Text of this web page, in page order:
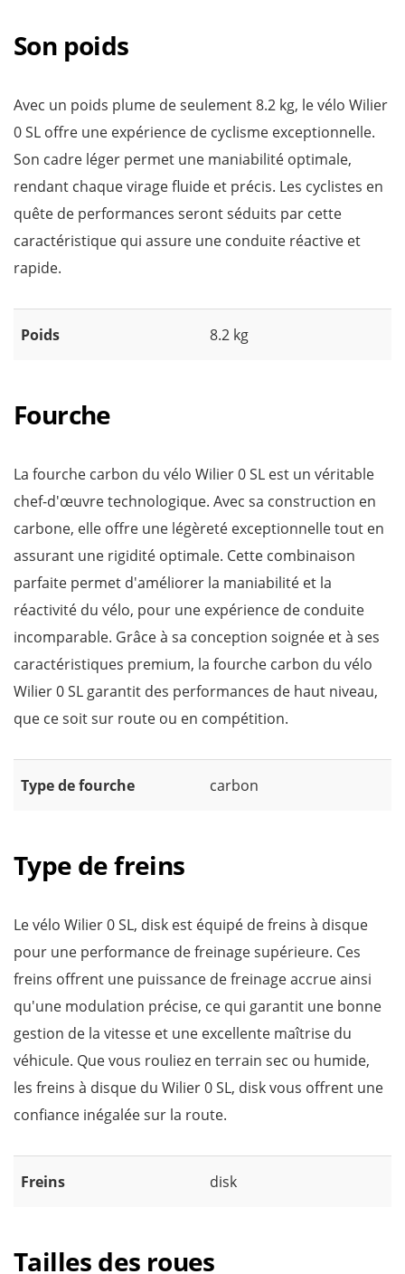
Son poids
Avec un poids plume de seulement 8.2 kg, le vélo Wilier
0 SL offre une expérience de cyclisme exceptionnelle.
Son cadre léger permet une maniabilité optimale,
rendant chaque virage fluide et précis. Les cyclistes en
quête de performances seront séduits par cette
caractéristique qui assure une conduite réactive et
rapide.
Poids 8.2 kg
Fourche
La fourche carbon du vélo Wilier 0 SL est un véritable
chef-d'œuvre technologique. Avec sa construction en
carbone, elle offre une légèreté exceptionnelle tout en
assurant une rigidité optimale. Cette combinaison
parfaite permet d'améliorer la maniabilité et la
réactivité du vélo, pour une expérience de conduite
incomparable. Grâce à sa conception soignée et à ses
caractéristiques premium, la fourche carbon du vélo
Wilier 0 SL garantit des performances de haut niveau,
que ce soit sur route ou en compétition.
Type de fourche carbon
Type de freins
Le vélo Wilier 0 SL, disk est équipé de freins à disque
pour une performance de freinage supérieure. Ces
freins offrent une puissance de freinage accrue ainsi
qu'une modulation précise, ce qui garantit une bonne
gestion de la vitesse et une excellente maîtrise du
véhicule. Que vous rouliez en terrain sec ou humide,
les freins à disque du Wilier 0 SL, disk vous offrent une
confiance inégalée sur la route.
Freins disk
Tailles des roues